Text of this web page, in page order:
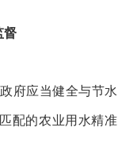
督
府应当健全与节水
配的农业用水精准